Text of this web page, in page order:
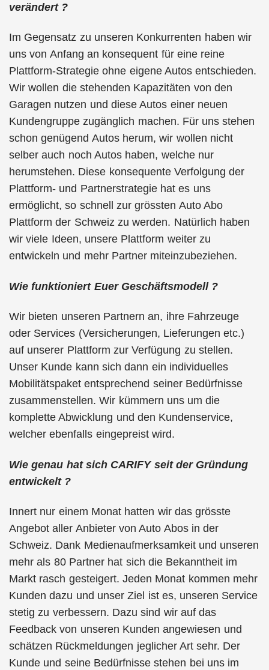
verändert ?
Im Gegensatz zu unseren Konkurrenten haben wir
uns von Anfang an konsequent für eine reine
Plattform-Strategie ohne eigene Autos entschieden.
Wir wollen die stehenden Kapazitäten von den
Garagen nutzen und diese Autos einer neuen
Kundengruppe zugänglich machen. Für uns stehen
schon genügend Autos herum, wir wollen nicht
selber auch noch Autos haben, welche nur
herumstehen. Diese konsequente Verfolgung der
Plattform- und Partnerstrategie hat es uns
ermöglicht, so schnell zur grössten Auto Abo
Plattform der Schweiz zu werden. Natürlich haben
wir viele Ideen, unsere Plattform weiter zu
entwickeln und mehr Partner miteinzubeziehen.
Wie funktioniert Euer Geschäftsmodell ?
Wir bieten unseren Partnern an, ihre Fahrzeuge
oder Services (Versicherungen, Lieferungen etc.)
auf unserer Plattform zur Verfügung zu stellen.
Unser Kunde kann sich dann ein individuelles
Mobilitätspaket entsprechend seiner Bedürfnisse
zusammenstellen. Wir kümmern uns um die
komplette Abwicklung und den Kundenservice,
welcher ebenfalls eingepreist wird.
Wie genau hat sich CARIFY seit der Gründung
entwickelt ?
Innert nur einem Monat hatten wir das grösste
Angebot aller Anbieter von Auto Abos in der
Schweiz. Dank Medienaufmerksamkeit und unseren
mehr als 80 Partner hat sich die Bekanntheit im
Markt rasch gesteigert. Jeden Monat kommen mehr
Kunden dazu und unser Ziel ist es, unseren Service
stetig zu verbessern. Dazu sind wir auf das
Feedback von unseren Kunden angewiesen und
schätzen Rückmeldungen jeglicher Art sehr. Der
Kunde und seine Bedürfnisse stehen bei uns im